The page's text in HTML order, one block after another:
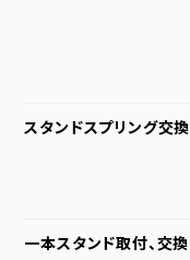
スタンドスプリング交換
一本スタンド取付、交換